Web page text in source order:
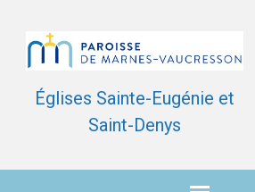
Églises Sainte-Eugénie et
Saint-Denys